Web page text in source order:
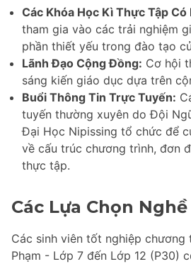
Các Khóa Học Kì Thực Tập Có
tham gia vào các trải nghiệm
phần thiết yếu trong đào tạo
Lãnh Đạo Cộng Đồng: Cơ hội
sáng kiến giáo dục dựa trên
Buổi Thông Tin Trực Tuyến:
tuyến thường xuyên do Đội
Đại Học Nipissing tổ chức để
về cấu trúc chương trình, đơn
thực tập.
Các Lựa Chọn
Các sinh viên tốt nghiệp chương
Phạm - Lớp 7 đến Lớp 12 (P30)